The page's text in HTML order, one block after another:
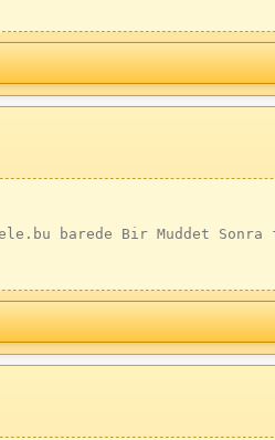
barede Bir Muddet